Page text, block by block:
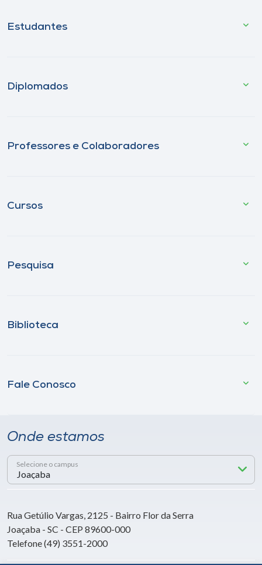
Estudantes
Diplomados
Professores e Colaboradores
Cursos
Pesquisa
Biblioteca
Fale Conosco
Onde estamos
Selecione o campus
Rua Getúlio Vargas, 2125 - Bairro Flor da Serra
Joaçaba - SC - CEP 89600-000
Telefone (49) 3551-2000